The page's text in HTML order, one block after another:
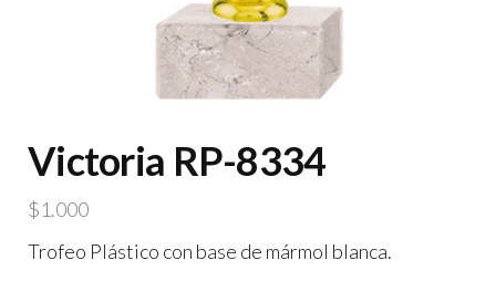
Victoria RP-8334
$1.000
Trofeo Plástico con base de mármol blanca.